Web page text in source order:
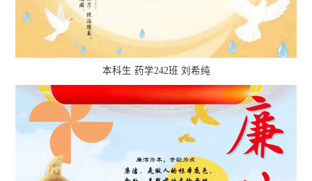
本科生 药学242班 刘希纯